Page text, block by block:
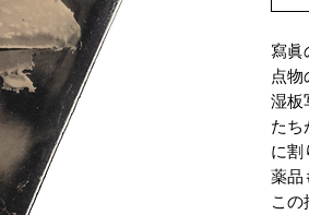
寫眞
点物
湿板
たち
に割
薬品
この